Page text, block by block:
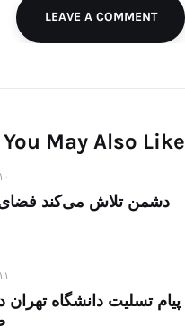
LEAVE A COMMENT
You May Also Like
دشمن تلاش می‌کند فضای
پیام تسلیت دانشگاه